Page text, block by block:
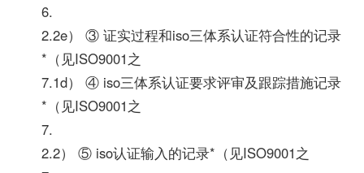
6.
2.2e） ③ 证实过程和iso三体系认证符合性的记录
*（见ISO9001之
7.1d） ④ iso三体系认证要求评审及跟踪措施记录
*（见ISO9001之
7.
2.2） ⑤ iso认证输入的记录*（见ISO9001之